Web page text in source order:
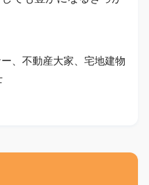
、不動産大家、宅地建物